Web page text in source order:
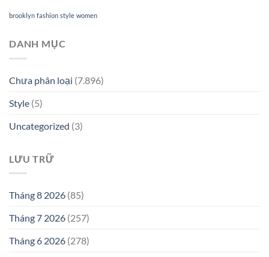
brooklyn fashion style women
DANH MỤC
Chưa phân loại (7.896)
Style (5)
Uncategorized (3)
LƯU TRỮ
Tháng 8 2026 (85)
Tháng 7 2026 (257)
Tháng 6 2026 (278)